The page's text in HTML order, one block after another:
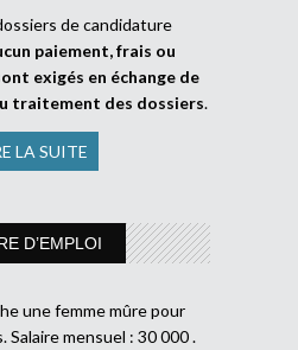
de candidature
paiement, frais ou
exigés en échange de
traitement des dossiers.
LA SUITE
D’EMPLOI
une femme mûre pour
Salaire mensuel : 30 000 .